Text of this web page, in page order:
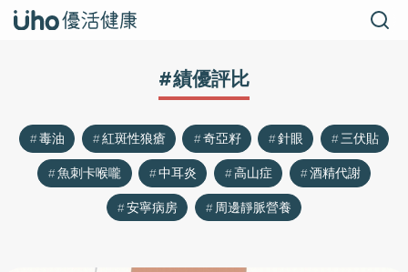
#績優評比
毒油 紅斑性狼瘡 奇亞籽 針眼
三伏貼
魚刺卡喉嚨
中耳炎 高山症
酒精代謝
安寧病房
周邊靜脈營養